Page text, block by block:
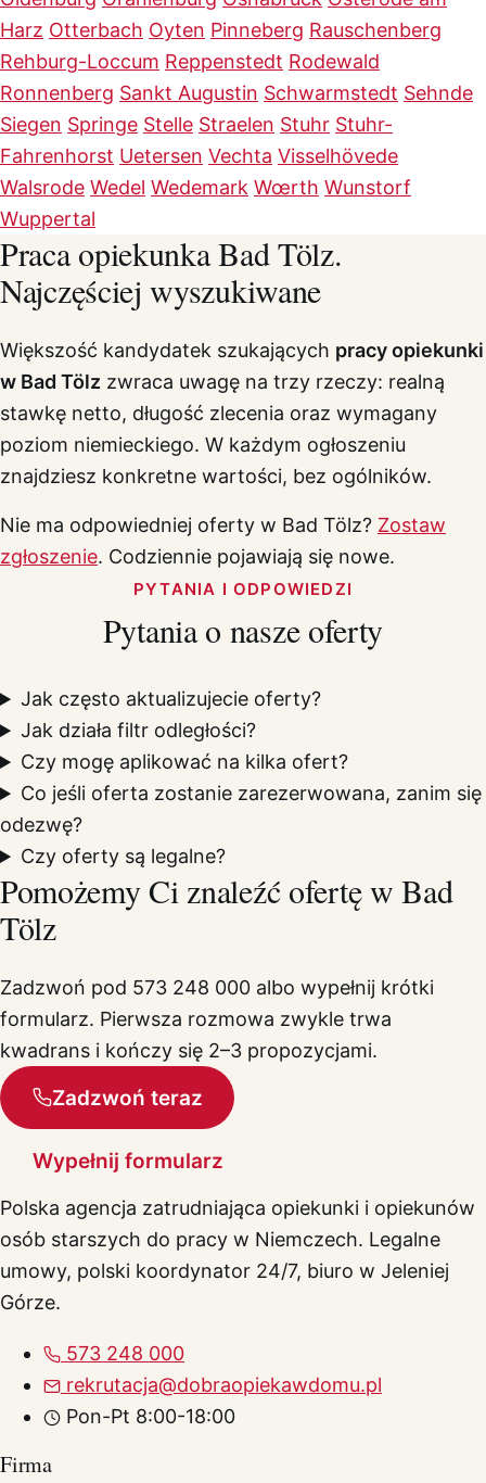
Harz Otterbach Oyten Pinneberg Rauschenberg
Rehburg-Loccum Reppenstedt Rodewald
Ronnenberg Sankt Augustin Schwarmstedt Sehnde
Siegen Springe Stelle Straelen Stuhr Stuhr-
Fahrenhorst Uetersen Vechta Visselhövede
Walsrode Wedel Wedemark Wœrth Wunstorf
Wuppertal
Praca opiekunka Bad Tölz.
Najczęściej wyszukiwane
Większość kandydatek szukających pracy opiekunki
w Bad Tölz zwraca uwagę na trzy rzeczy: realną
stawkę netto, długość zlecenia oraz wymagany
poziom niemieckiego. W każdym ogłoszeniu
znajdziesz konkretne wartości, bez ogólników.
Nie ma odpowiedniej oferty w Bad Tölz? Zostaw
zgłoszenie. Codziennie pojawiają się nowe.
PYTANIA I ODPOWIEDZI
Pytania o nasze oferty
Jak często aktualizujecie oferty?
Jak działa filtr odległości?
Czy mogę aplikować na kilka ofert?
Co jeśli oferta zostanie zarezerwowana, zanim się
odezwę?
Czy oferty są legalne?
Pomożemy Ci znaleźć ofertę w Bad
Tölz
Zadzwoń pod 573 248 000 albo wypełnij krótki
formularz. Pierwsza rozmowa zwykle trwa
kwadrans i kończy się 2–3 propozycjami.
Zadzwoń teraz
Wypełnij formularz
Polska agencja zatrudniająca opiekunki i opiekunów
osób starszych do pracy w Niemczech. Legalne
umowy, polski koordynator 24/7, biuro w Jeleniej
Górze.
573 248 000
rekrutacja@dobraopiekawdomu.pl
Pon-Pt 8:00-18:00
Firma